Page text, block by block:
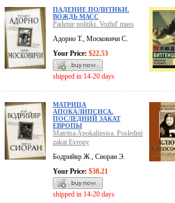
ПАДЕНИЕ ПОЛИТИКИ.
ВОЖДЬ МАСС
Padenie politiki. Vozhd' mass
Адорно Т., Московичи С.
Your Price: $22.53
shipped in 14-20 days
МАТРИЦА
АПОКАЛИПСИСА.
ПОСЛЕДНИЙ ЗАКАТ
ЕВРОПЫ
Matritsa Apokalipsisa. Poslednii
zakat Evropy
Бодрийяр Ж., Сиоран Э.
Your Price: $38.21
shipped in 14-20 days